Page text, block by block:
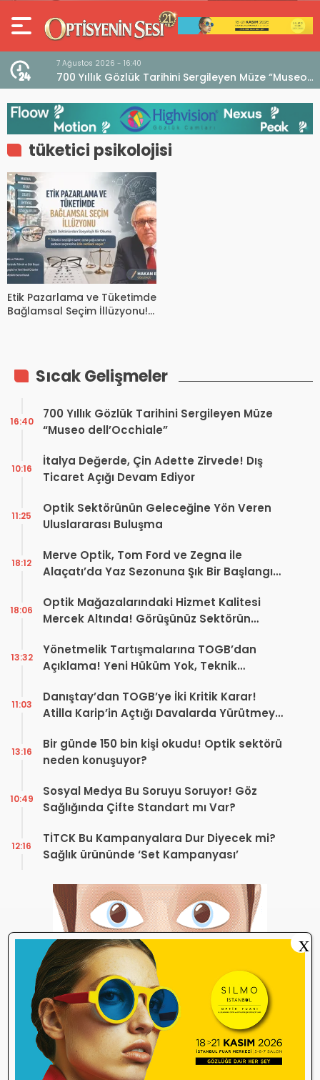
7 Ağustos 2026 - 16:40
700 Yıllık Gözlük Tarihini Sergileyen Müze “Museo
dell’Occhiale”
tüketici psikolojisi
Etik Pazarlama ve Tüketimde
Bağlamsal Seçim İllüzyonu!
Sıcak Gelişmeler
700 Yıllık Gözlük Tarihini Sergileyen Müze
“Museo dell’Occhiale”
16:40
İtalya Değerde, Çin Adette Zirvede! Dış
Ticaret Açığı Devam Ediyor
10:16
Optik Sektörünün Geleceğine Yön Veren
Uluslararası Buluşma
11:25
Merve Optik, Tom Ford ve Zegna ile
Alaçatı’da Yaz Sezonuna Şık Bir Başlangıç ​​
18:12
Optik Mağazalarındaki Hizmet Kalitesi
Mercek Altında! Görüşünüz Sektörün
18:06
Yönetmelik Tartışmalarına TOGB’dan
Açıklama! Yeni Hüküm Yok, Teknik
13:32
Danıştay’dan TOGB’ye İki Kritik Karar!
Atilla Karip’in Açtığı Davalarda Yürütmeyi
11:03
Bir günde 150 bin kişi okudu! Optik sektörü
neden konuşuyor?
13:16
Sosyal Medya Bu Soruyu Soruyor! Göz
Sağlığında Çifte Standart mı Var?
10:49
TİTCK Bu Kampanyalara Dur Diyecek mi?
Sağlık ürününde ‘Set Kampanyası’
12:16
X